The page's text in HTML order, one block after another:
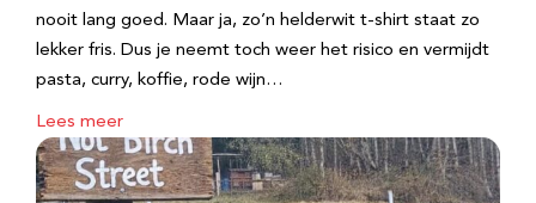
nooit lang goed. Maar ja, zo’n helderwit t-shirt staat zo
lekker fris. Dus je neemt toch weer het risico en vermijdt
pasta, curry, koffie, rode wijn…
Lees meer